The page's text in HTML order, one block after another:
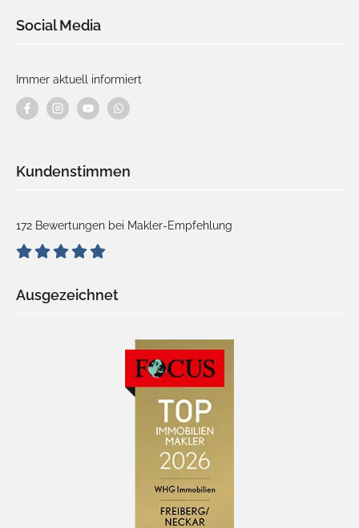
Social Media
Immer aktuell informiert
Kundenstimmen
172 Bewertungen bei Makler-Empfehlung
Ausgezeichnet